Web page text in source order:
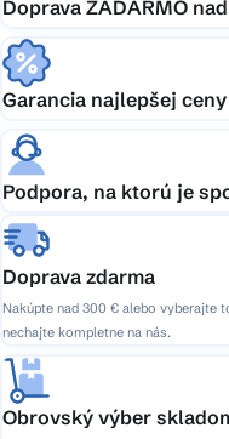
Doprava ZADARMO
Garancia najlepšej ceny
Podpora, na ktorú je
Doprava zdarma
Nakúpte nad 300 € alebo vyberajte
nechajte kompletne na nás.
Obrovský výber